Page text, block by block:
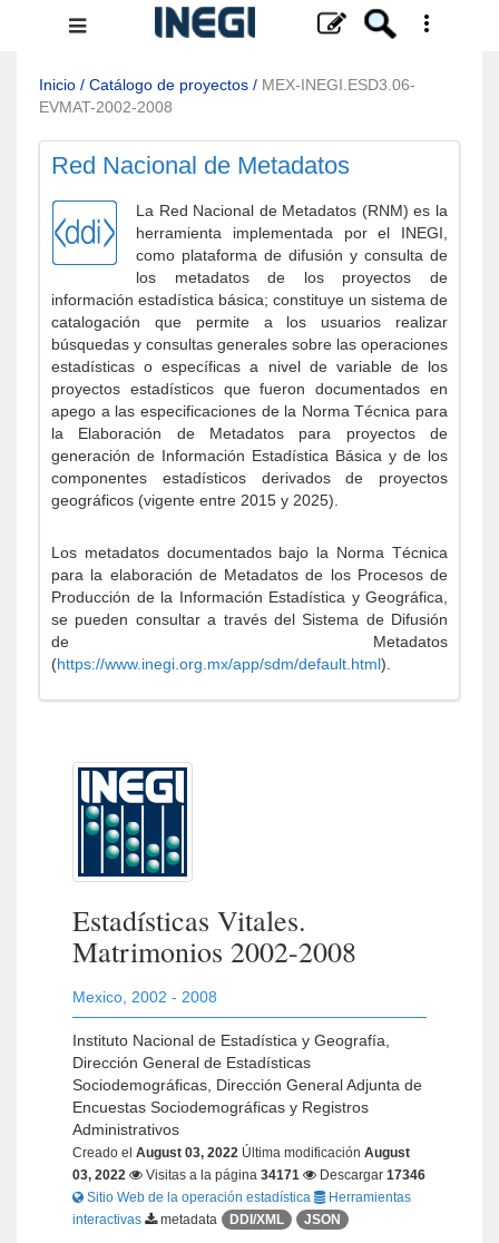
Menú
navegación
Inicio / Catálogo de proyectos / MEX-INEGI.ESD3.06-
EVMAT-2002-2008
Red Nacional de Metadatos
La Red Nacional de Metadatos (RNM) es la
herramienta implementada por el INEGI,
como plataforma de difusión y consulta de
los metadatos de los proyectos de
información estadística básica; constituye un sistema de
catalogación que permite a los usuarios realizar
búsquedas y consultas generales sobre las operaciones
estadísticas o específicas a nivel de variable de los
proyectos estadísticos que fueron documentados en
apego a las especificaciones de la Norma Técnica para
la Elaboración de Metadatos para proyectos de
generación de Información Estadística Básica y de los
componentes estadísticos derivados de proyectos
geográficos (vigente entre 2015 y 2025).
Los metadatos documentados bajo la Norma Técnica
para la elaboración de Metadatos de los Procesos de
Producción de la Información Estadística y Geográfica,
se pueden consultar a través del Sistema de Difusión
de Metadatos
(https://www.inegi.org.mx/app/sdm/default.html).
Estadísticas Vitales.
Matrimonios 2002-2008
Mexico 2002 - 2008
Instituto Nacional de Estadística y Geografía,
Dirección General de Estadísticas
Sociodemográficas, Dirección General Adjunta de
Encuestas Sociodemográficas y Registros
Administrativos
Creado el August 03, 2022 Última modificación August
03, 2022
Visitas a la página 34171 Descargar 17346
Sitio Web de la operación estadística
Herramientas
interactivas
metadata DDI/XML JSON